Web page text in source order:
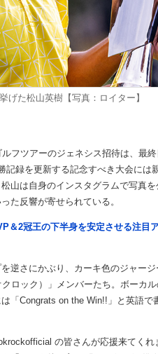
げた松山英樹【写真：ロイター】
ツアーのジェネシス招待は、最
録を更新する記念すべき大会には
山は自身のインスタグラムで写真
た反響が寄せられている。
2冠王の下半身を安定させる注目
さにかぶり、カーキ色のジャージ
ロック）」メンバーたち。ボーカ
「Congrats on the Win!!」と英語で
の皆さんが応援来てくれ